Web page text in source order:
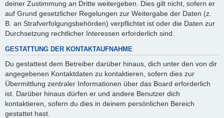
deiner Zustimmung an Dritte weitergeben. Dies gilt nicht, sofern er
auf Grund gesetzlicher Regelungen zur Weitergabe der Daten (z.
B. an Strafverfolgungsbehörden) verpflichtet ist oder die Daten zur
Durchsetzung rechtlicher Interessen erforderlich sind.
GESTATTUNG DER KONTAKTAUFNAHME
Du gestattest dem Betreiber darüber hinaus, dich unter den von dir
angegebenen Kontaktdaten zu kontaktieren, sofern dies zur
Übermittlung zentraler Informationen über das Board erforderlich
ist. Darüber hinaus dürfen er und andere Benutzer dich
kontaktieren, sofern du dies in deinem persönlichen Bereich
gestattet hast.